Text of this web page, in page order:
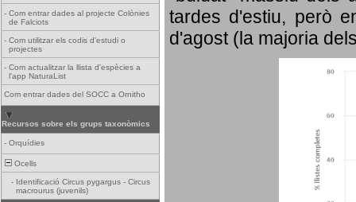
- Com entrar dades al projecte Colònies
de Falciots
- Com utilitzar els codis d'estudi o
projectes
- Com actualitzar la llista d'espècies a
l'app NaturaList
Com entrar dades del SOCC a Ornitho
Recursos sobre els grups taxonòmics
- Orquídies
Ocells
- Identificació Circus pygargus - Circus
macrourus (juvenils)
tardes d'estiu, però
d'agost (la majoria